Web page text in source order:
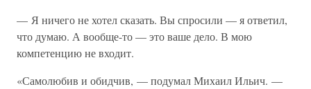
— Я ничего не хотел сказать. Вы спросили — я ответил,
что думаю. А вообще-то — это ваше дело. В мою
компетенцию не входит.
«Самолюбив и обидчив, — подумал Михаил Ильич. —